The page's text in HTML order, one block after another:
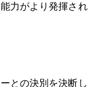
力がより発揮され
との決別を決断し